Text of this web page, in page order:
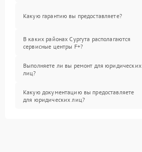
Какую гарантию вы предоставляете?
В каких районах Сургута располагаются
сервисные центры F+?
Выполняете ли вы ремонт для юридических
лиц?
Какую документацию вы предоставляете
для юридических лиц?